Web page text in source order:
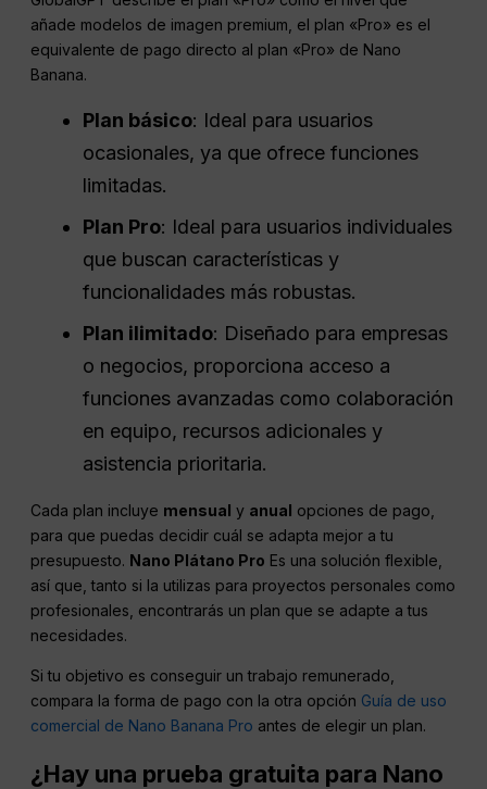
añade modelos de imagen premium, el plan «Pro» es el
equivalente de pago directo al plan «Pro» de Nano
Banana.
Plan básico: Ideal para usuarios
ocasionales, ya que ofrece funciones
limitadas.
Plan Pro: Ideal para usuarios individuales
que buscan características y
funcionalidades más robustas.
Plan ilimitado: Diseñado para empresas
o negocios, proporciona acceso a
funciones avanzadas como colaboración
en equipo, recursos adicionales y
asistencia prioritaria.
Cada plan incluye mensual y anual opciones de pago,
para que puedas decidir cuál se adapta mejor a tu
presupuesto. Nano Plátano Pro Es una solución flexible,
así que, tanto si la utilizas para proyectos personales como
profesionales, encontrarás un plan que se adapte a tus
necesidades.
Si tu objetivo es conseguir un trabajo remunerado,
compara la forma de pago con la otra opción Guía de uso
comercial de Nano Banana Pro antes de elegir un plan.
¿Hay una prueba gratuita para Nano